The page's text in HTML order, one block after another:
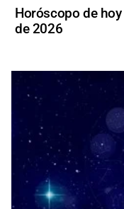
Horóscopo de
de 2026